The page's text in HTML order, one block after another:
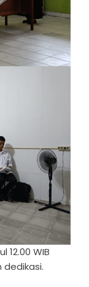
12.00 WIB